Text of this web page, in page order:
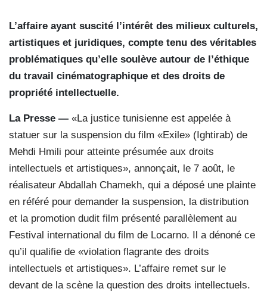
L’affaire ayant suscité l’intérêt des milieux culturels,
artistiques et juridiques, compte tenu des véritables
problématiques qu’elle soulève autour de l’éthique
du travail cinématographique et des droits de
propriété intellectuelle.
La Presse — «La justice tunisienne est appelée à
statuer sur la suspension du film «Exile» (Ightirab) de
Mehdi Hmili pour atteinte présumée aux droits
intellectuels et artistiques», annonçait, le 7 août, le
réalisateur Abdallah Chamekh, qui a déposé une plainte
en référé pour demander la suspension, la distribution
et la promotion dudit film présenté parallèlement au
Festival international du film de Locarno. Il a dénoné ce
qu’il qualifie de «violation flagrante des droits
intellectuels et artistiques». L’affaire remet sur le
devant de la scène la question des droits intellectuels.